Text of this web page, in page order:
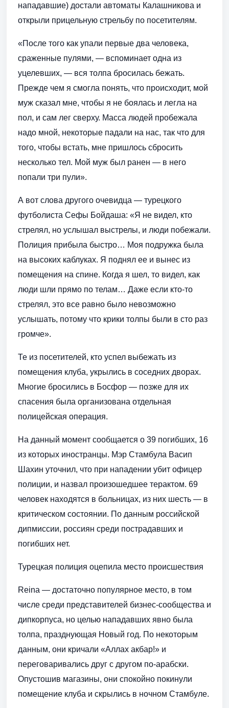
нападавшие) достали автоматы Калашникова и
открыли прицельную стрельбу по посетителям.
«После того как упали первые два человека,
сраженные пулями, — вспоминает одна из
уцелевших, — вся толпа бросилась бежать.
Прежде чем я смогла понять, что происходит, мой
муж сказал мне, чтобы я не боялась и легла на
пол, и сам лег сверху. Масса людей пробежала
надо мной, некоторые падали на нас, так что для
того, чтобы встать, мне пришлось сбросить
несколько тел. Мой муж был ранен — в него
попали три пули».
А вот слова другого очевидца — турецкого
футболиста Сефы Бойдаша: «Я не видел, кто
стрелял, но услышал выстрелы, и люди побежали.
Полиция прибыла быстро… Моя подружка была
на высоких каблуках. Я поднял ее и вынес из
помещения на спине. Когда я шел, то видел, как
люди шли прямо по телам… Даже если кто-то
стрелял, это все равно было невозможно
услышать, потому что крики толпы были в сто раз
громче».
Те из посетителей, кто успел выбежать из
помещения клуба, укрылись в соседних дворах.
Многие бросились в Босфор — позже для их
спасения была организована отдельная
полицейская операция.
На данный момент сообщается о 39 погибших, 16
из которых иностранцы. Мэр Стамбула Васип
Шахин уточнил, что при нападении убит офицер
полиции, и назвал произошедшее терактом. 69
человек находятся в больницах, из них шесть — в
критическом состоянии. По данным российской
дипмиссии, россиян среди пострадавших и
погибших нет.
Турецкая полиция оцепила место происшествия
Reina — достаточно популярное место, в том
числе среди представителей бизнес-сообщества и
дипкорпуса, но целью нападавших явно была
толпа, празднующая Новый год. По некоторым
данным, они кричали «Аллах акбар!» и
переговаривались друг с другом по-арабски.
Опустошив магазины, они спокойно покинули
помещение клуба и скрылись в ночном Стамбуле.